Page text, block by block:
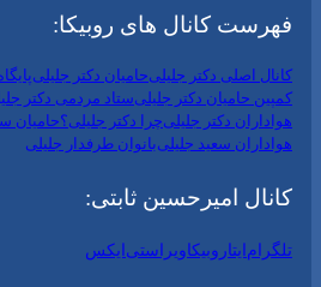
فهرست کانال های روبیکا:
کانال اصلی دکتر جلیلیحامیان دکتر جلیلی
کمپین حامیان دکتر جلیلیستاد مردمی دکتر
هواداران دکتر جلیلیچرا دکتر جلیلی؟حامیان
هواداران سعید جلیلیبانوان طرفدار جلیلی
کانال امیرحسین ثابتی:
تلگرامایتاروبیکاویراستیایکس